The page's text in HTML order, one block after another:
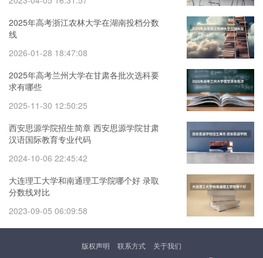
2025年高考浙江农林大学在湖南投档分数
线
2026-01-28 18:47:08
2025年高考兰州大学在甘肃各批次选科要
求有哪些
2025-11-30 12:50:25
西安思源学院招生简章 西安思源学院甘肃
汉语国际教育专业代码
2024-10-06 22:45:42
大连理工大学和南通理工学院哪个好 录取
分数线对比
2023-09-05 06:09:58
版权声明 联系方式
关于我们